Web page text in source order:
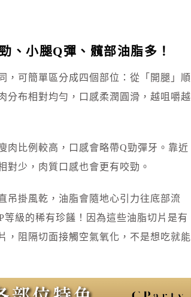
、小腿Q彈、髖部油脂多！
，可簡單區分成四個部位：從「開腿」順
分布相對均勻，口感柔潤圓滑，越咀嚼越
肉比例較高，口感會略帶Q勁彈牙。靠近
對少，肉質口感也會更有咬勁。
吊掛風乾，油脂會隨地心引力往底部流
級的稀有珍饈！因為這些油脂切片是有
，阻隔切面接觸空氣氧化，不是想吃就能